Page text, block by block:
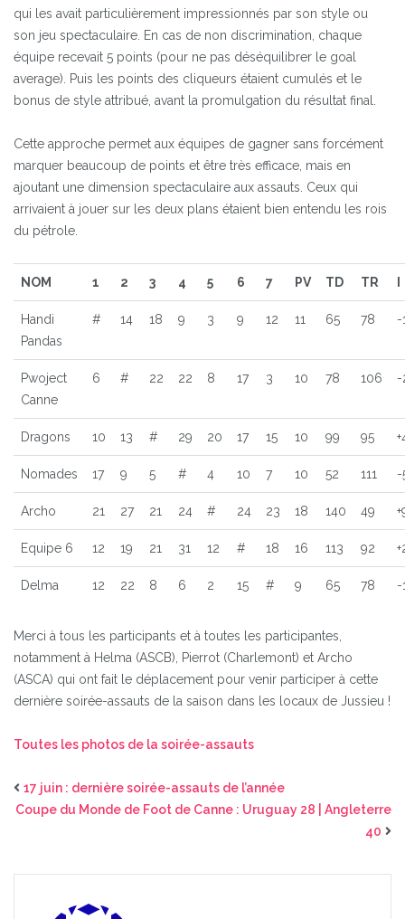
qui les avait particulièrement impressionnés par son style ou
son jeu spectaculaire. En cas de non discrimination, chaque
équipe recevait 5 points (pour ne pas déséquilibrer le goal
average). Puis les points des cliqueurs étaient cumulés et le
bonus de style attribué, avant la promulgation du résultat final.
Cette approche permet aux équipes de gagner sans forcément
marquer beaucoup de points et être très efficace, mais en
ajoutant une dimension spectaculaire aux assauts. Ceux qui
arrivaient à jouer sur les deux plans étaient bien entendu les rois
du pétrole.
NOM 1 2 3 4 5 6 7 PV TD TR
Handi
Pandas
# 14 18 9 3 9 12 11 65 78 -
Pwoject
Canne
6 # 22 22 8 17 3 10 78 106 -
Dragons 10 13 # 29 20 17 15 10 99 95
Nomades 17 9 5 # 4 10 7 10 52 111 -
Archo 21 27 21 24 # 24 23 18 140 49
Equipe 6 12 19 21 31 12 # 18 16 113 92
Delma 12 22 8 6 2 15 # 9 65 78 -
Merci à tous les participants et à toutes les participantes,
notamment à Helma (ASCB), Pierrot (Charlemont) et Archo
(ASCA) qui ont fait le déplacement pour venir participer à cette
dernière soirée-assauts de la saison dans les locaux de Jussieu !
Toutes les photos de la soirée-assauts
17 juin : dernière soirée-assauts de l’année
Coupe du Monde de Foot de Canne : Uruguay 28 | Angleterre
40